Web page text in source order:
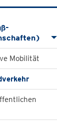
Mobilität